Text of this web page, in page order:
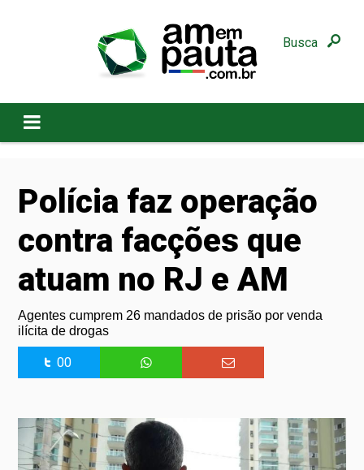
Busca
Polícia faz operação
contra facções que
atuam no RJ e AM
Agentes cumprem 26 mandados de prisão por venda
ilícita de drogas
00